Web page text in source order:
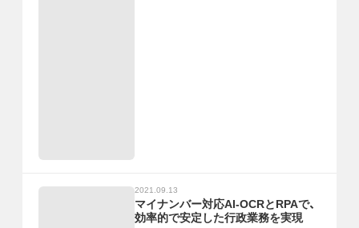
2021.09.13
マイナンバー対応AI-OCRとRPAで、
効率的で安定した行政業務を実現